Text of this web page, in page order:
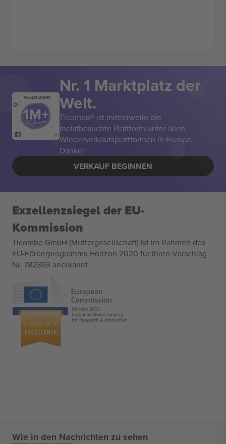
VIELEN DANK!
Nr. 1 Marktplatz der
Welt.
Ticombo® ist mittlerweile die
meistbesuchte Plattform unter allen
Wiederverkaufsplattformen in Europa.
Danke!
VERKAUF BEGINNEN
Exzellenzsiegel der EU-
Kommission
Ticombo GmbH (Muttergesellschaft) ist im Rahmen des
EU-Förderprogramms Horizon 2020 für ihren Vorschlag
Nr. 782393 anerkannt.
Wie in den Nachrichten zu sehen